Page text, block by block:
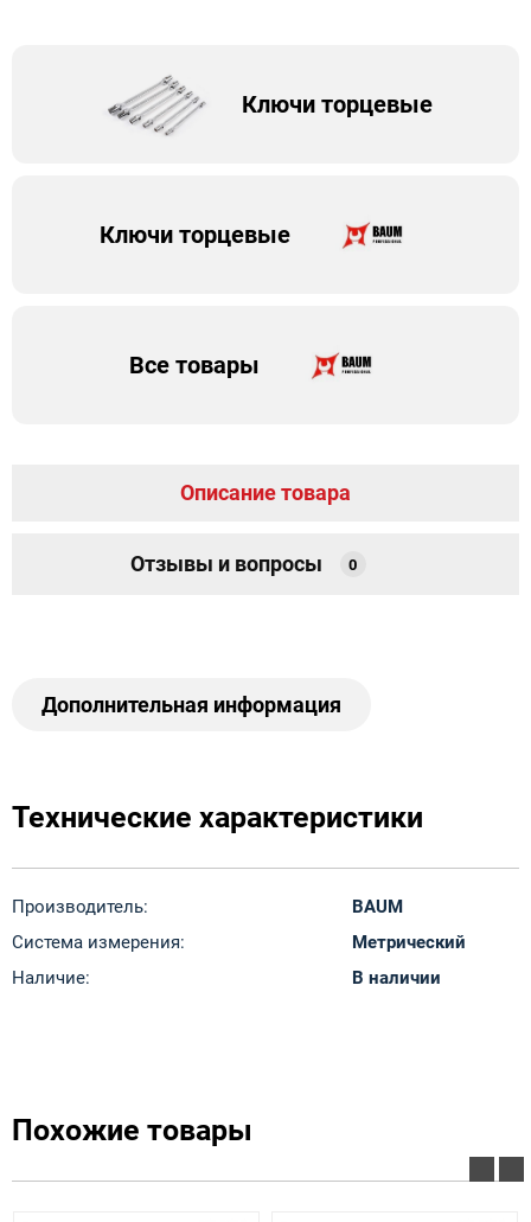
Ключи торцевые
Ключи торцевые
Все товары
Описание товара
Отзывы и вопросы 0
Дополнительная информация
Технические характеристики
Производитель:
BAUM
Система измерения:
Метрический
Наличие:
В наличии
Похожие товары